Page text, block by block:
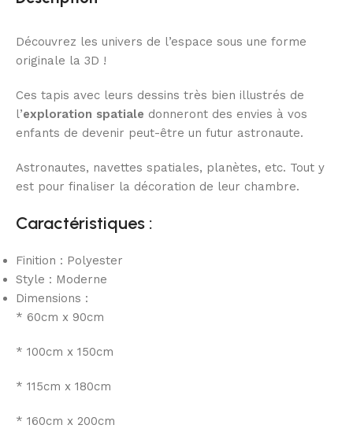
Découvrez les univers de l’espace sous une forme
originale la 3D !
Ces tapis avec leurs dessins très bien illustrés de
l’exploration spatiale donneront des envies à vos
enfants de devenir peut-être un futur astronaute.
Astronautes, navettes spatiales, planètes, etc. Tout y
est pour finaliser la décoration de leur chambre.
Caractéristiques :
Finition : Polyester
Style : Moderne
Dimensions :
* 60cm x 90cm
* 100cm x 150cm
* 115cm x 180cm
* 160cm x 200cm